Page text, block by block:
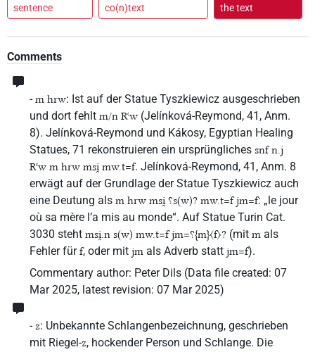
sentence
co(n)text
the text
Comments
-m hrw: Ist auf der Statue Tyszkiewicz ausgeschrieben
und dort fehlt m/n Rꜥw (Jelínková-Reymond, 41, Anm.
8). Jelínková-Reymond und Kákosy, Egyptian Healing
Statues, 71 rekonstruieren ein ursprüngliches snf n.j
Rꜥw m hrw msi̯ mw.t=f. Jelínková-Reymond, 41, Anm. 8
erwägt auf der Grundlage der Statue Tyszkiewicz auch
eine Deutung als m hrw msi̯ ⸮s(w)? mw.t=f jm=f: „le jour
où sa mère l’a mis au monde“. Auf Statue Turin Cat.
3030 steht msi̯.n s(w) mw.t=f jm=⸮{m}〈f〉? (mit m als
Fehler fürf, oder mit jm als Adverb statt jm=f).
Commentary author: Peter Dils (Data file created: 07
Mar 2025, latest revision: 07 Mar 2025)
-z: Unbekannte Schlangenbezeichnung, geschrieben
mit Riegel-z, hockender Person und Schlange. Die